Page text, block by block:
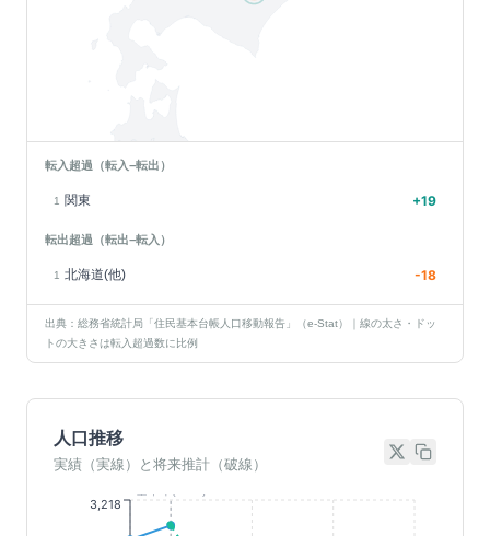
転入超過（転入−転出）
1 関東 +19
転出超過（転出−転入）
1 北海道(他) -18
出典：総務省統計局「住民基本台帳人口移動報告」（e-Stat）｜線の太さ・ドッ
トの大きさは転入超過数に比例
人口推移
実績（実線）と将来推計（破線）
3,218